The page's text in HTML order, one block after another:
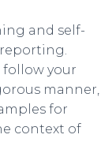
and self-
follow your
manner,
for
context of